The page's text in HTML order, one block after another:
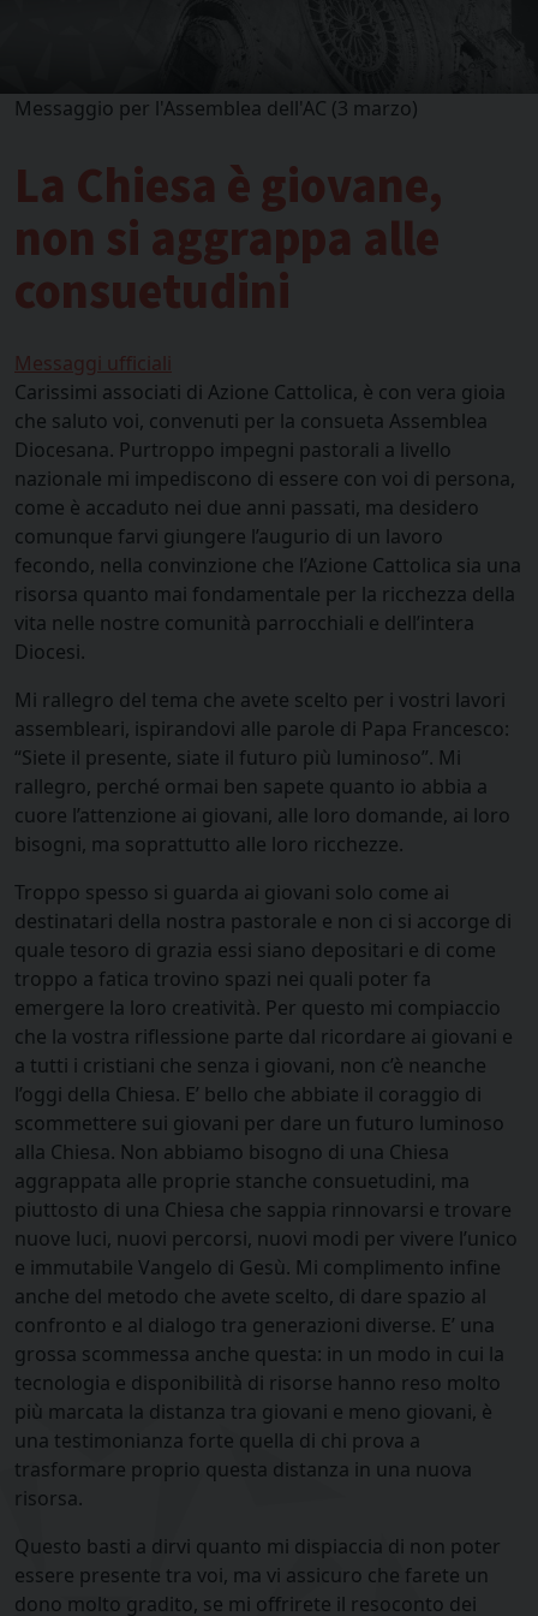
Messaggio per l'Assemblea dell'AC (3 marzo)
La Chiesa è giovane,
non si aggrappa alle
consuetudini
Messaggi ufficiali
Carissimi associati di Azione Cattolica, è con vera gioia
che saluto voi, convenuti per la consueta Assemblea
Diocesana. Purtroppo impegni pastorali a livello
nazionale mi impediscono di essere con voi di persona,
come è accaduto nei due anni passati, ma desidero
comunque farvi giungere l’augurio di un lavoro
fecondo, nella convinzione che l’Azione Cattolica sia una
risorsa quanto mai fondamentale per la ricchezza della
vita nelle nostre comunità parrocchiali e dell’intera
Diocesi.
Mi rallegro del tema che avete scelto per i vostri lavori
assembleari, ispirandovi alle parole di Papa Francesco:
“Siete il presente, siate il futuro più luminoso”. Mi
rallegro, perché ormai ben sapete quanto io abbia a
cuore l’attenzione ai giovani, alle loro domande, ai loro
bisogni, ma soprattutto alle loro ricchezze.
Troppo spesso si guarda ai giovani solo come ai
destinatari della nostra pastorale e non ci si accorge di
quale tesoro di grazia essi siano depositari e di come
troppo a fatica trovino spazi nei quali poter fa
emergere la loro creatività. Per questo mi compiaccio
che la vostra riflessione parte dal ricordare ai giovani e
a tutti i cristiani che senza i giovani, non c’è neanche
l’oggi della Chiesa. E’ bello che abbiate il coraggio di
scommettere sui giovani per dare un futuro luminoso
alla Chiesa. Non abbiamo bisogno di una Chiesa
aggrappata alle proprie stanche consuetudini, ma
piuttosto di una Chiesa che sappia rinnovarsi e trovare
nuove luci, nuovi percorsi, nuovi modi per vivere l’unico
e immutabile Vangelo di Gesù. Mi complimento infine
anche del metodo che avete scelto, di dare spazio al
confronto e al dialogo tra generazioni diverse. E’ una
grossa scommessa anche questa: in un modo in cui la
tecnologia e disponibilità di risorse hanno reso molto
più marcata la distanza tra giovani e meno giovani, è
una testimonianza forte quella di chi prova a
trasformare proprio questa distanza in una nuova
risorsa.
Questo basti a dirvi quanto mi dispiaccia di non poter
essere presente tra voi, ma vi assicuro che farete un
dono molto gradito, se mi offrirete il resoconto dei